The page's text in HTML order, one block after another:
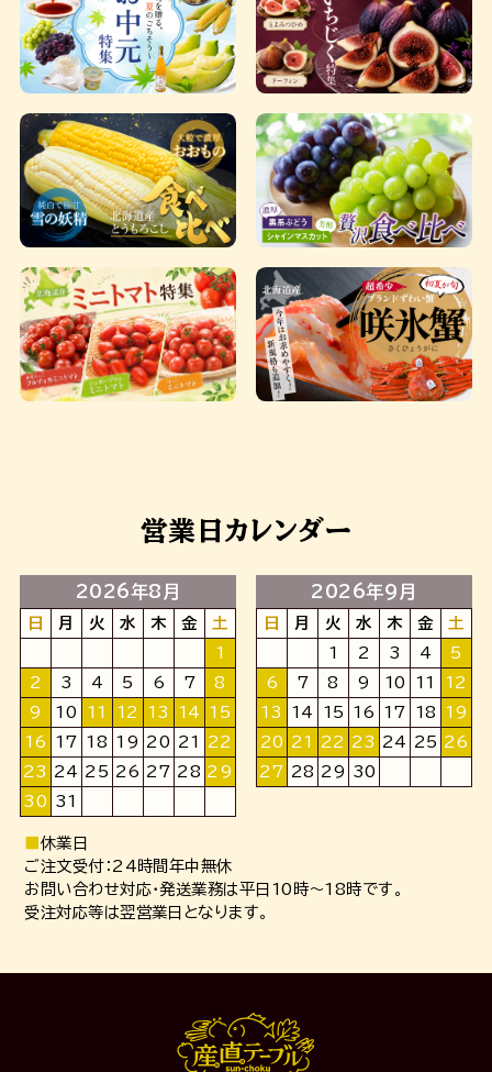
営業日カレンダー
2026年8月
日 月 火 水 木 金
土
1
2
3 4 5 6 7
8
9
10 11 12 13 14
15
16
17 18 19 20 21
22
23 24 25 26 27 28 29
30 31
2026年9月
日 月 火 水 木 金
土
1
2 3 4
5
6
7 8 9 10 11
12
13
14 15 16 17 18
19
20 21 22 23 24 25 26
27 28 29 30
休業日
ご注文受付：24時間年中無休
お問い合わせ対応・発送業務は平日10時～18時です。
受注対応等は翌営業日となります。